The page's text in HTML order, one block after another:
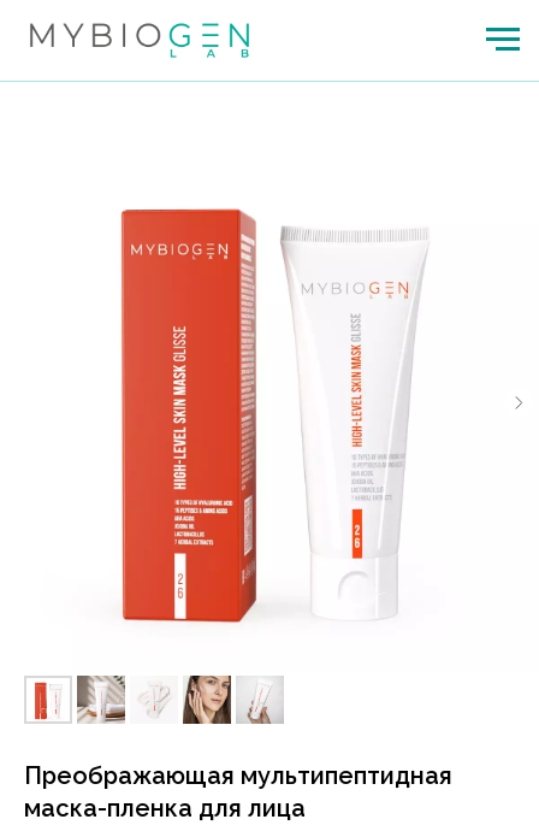
Преображающая мультипептидная
маска-пленка для лица